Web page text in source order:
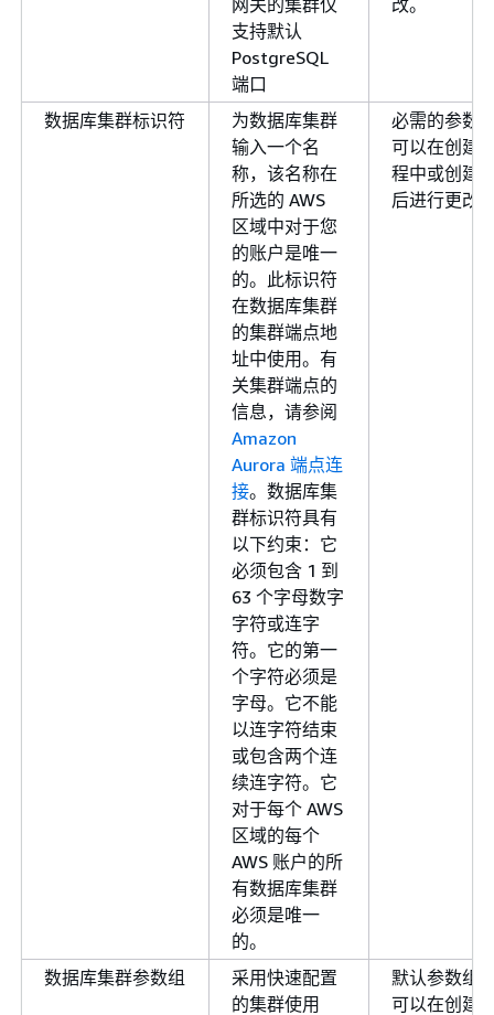
支持默认
PostgreSQL
端口
数据库集群标识符
为数据库集群
输入一个名
称，该名称在
所选的 AWS
区域中对于您
的账户是唯一
的。此标识符
在数据库集群
的集群端点地
址中使用。有
关集群端点的
信息，请参阅
Amazon
Aurora 端点连
接。数据库集
群标识符具有
以下约束：它
必须包含 1 到
63 个字母数字
字符或连字
符。它的第一
个字符必须是
字母。它不能
以连字符结束
或包含两个连
续连字符。它
对于每个 AWS
区域的每个
AWS 账户的所
有数据库集群
必须是唯一
的。
必需的参数
可以在创建
程中或创建
后进行更改
数据库集群参数组
采用快速配置
的集群使用
默认参数组
可以在创建